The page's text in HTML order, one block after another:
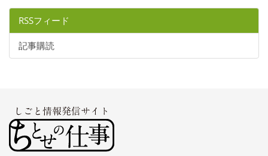
RSSフィード
記事購読